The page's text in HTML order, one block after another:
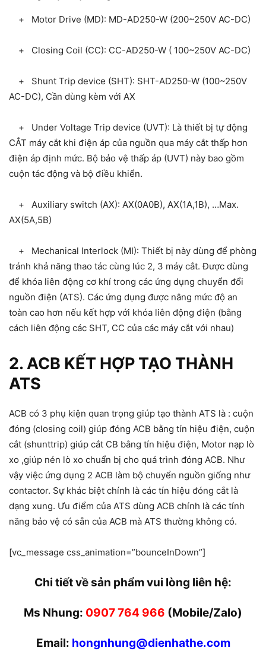
+ Motor Drive (MD): MD-AD250-W (200~250V AC-DC)
+ Closing Coil (CC): CC-AD250-W ( 100~250V AC-DC)
+ Shunt Trip device (SHT): SHT-AD250-W (100~250V
AC-DC), Cần dùng kèm với AX
+ Under Voltage Trip device (UVT): Là thiết bị tự động
CẮT máy cắt khi điện áp của nguồn qua máy cắt thấp hơn
điện áp định mức. Bộ bảo vệ thấp áp (UVT) này bao gồm
cuộn tác động và bộ điều khiển.
+ Auxiliary switch (AX): AX(0A0B), AX(1A,1B), …Max.
AX(5A,5B)
+ Mechanical Interlock (MI): Thiết bị này dùng để phòng
tránh khả năng thao tác cùng lúc 2, 3 máy cắt. Được dùng
để khóa liên động cơ khí trong các ứng dụng chuyển đổi
nguồn điện (ATS). Các ứng dụng được nâng mức độ an
toàn cao hơn nếu kết hợp với khóa liên động điện (bằng
cách liên động các SHT, CC của các máy cắt với nhau)
2. ACB KẾT HỢP TẠO THÀNH
ATS
ACB có 3 phụ kiện quan trọng giúp tạo thành ATS là : cuộn
đóng (closing coil) giúp đóng ACB bằng tín hiệu điện, cuộn
cắt (shunttrip) giúp cắt CB bằng tín hiệu điện, Motor nạp lò
xo ,giúp nén lò xo chuẩn bị cho quá trình đóng ACB. Như
vậy việc ứng dụng 2 ACB làm bộ chuyển nguồn giống như
contactor. Sự khác biệt chính là các tín hiệu đóng cắt là
dạng xung. Ưu điểm của ATS dùng ACB chính là các tính
năng bảo vệ có sẵn của ACB mà ATS thường không có.
[vc_message css_animation=”bounceInDown”]
Chi tiết về sản phẩm vui lòng liên hệ:
Ms Nhung: 0907 764 966 (Mobile/Zalo)
Email: hongnhung@dienhathe.com